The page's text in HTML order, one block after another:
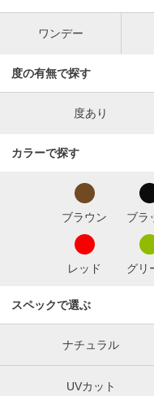
ワンデー
度の有無で探す
度あり
カラーで探す
ブラウン ブラ
レッド グリ
スペックで選ぶ
ナチュラル
UVカット